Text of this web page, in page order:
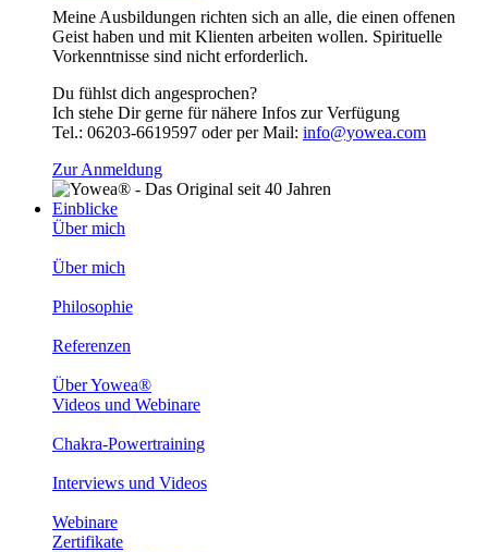
Meine Ausbildungen richten sich an alle, die einen offenen
Geist haben und mit Klienten arbeiten wollen. Spirituelle
Vorkenntnisse sind nicht erforderlich.
Du fühlst dich angesprochen?
Ich stehe Dir gerne für nähere Infos zur Verfügung
Tel.: 06203-6619597 oder per Mail: info@yowea.com
Zur Anmeldung
Einblicke
Über mich
Über mich
Philosophie
Referenzen
Über Yowea®
Videos und Webinare
Chakra-Powertraining
Interviews und Videos
Webinare
Zertifikate